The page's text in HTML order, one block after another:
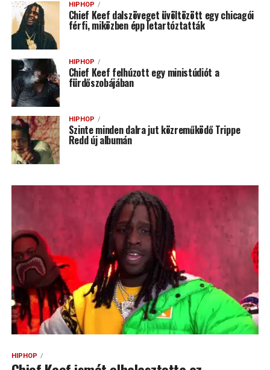
HIPHOP
Chief Keef dalszöveget üvöltözött egy chicagói
férfi, miközben épp letartóztatták
HIPHOP
Chief Keef felhúzott egy ministúdiót a
fürdőszobájában
HIPHOP
Szinte minden dalra jut közreműködő Trippe
Redd új albumán
HIPHOP